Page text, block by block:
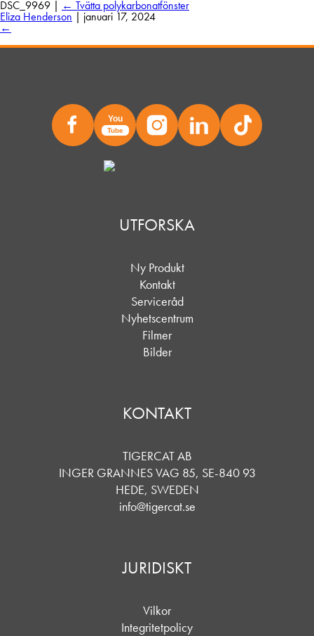
DSC_9969 | ← Tvätta polykarbonatfönster
Eliza Henderson | januari 17, 2024
←
You
Tube
UTFORSKA
Ny Produkt
Kontakt
Serviceråd
Nyhetscentrum
Filmer
Bilder
KONTAKT
TIGERCAT AB
INGER GRANNES VAG 85, SE-840 93
HEDE, SWEDEN
info@tigercat.se
JURIDISKT
Vilkor
Integritetpolicy